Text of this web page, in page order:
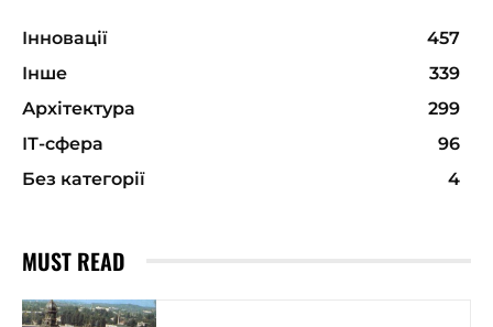
Інновації
457
Інше
339
Архітектура
299
ІТ-сфера
96
Без категорії
4
MUST READ